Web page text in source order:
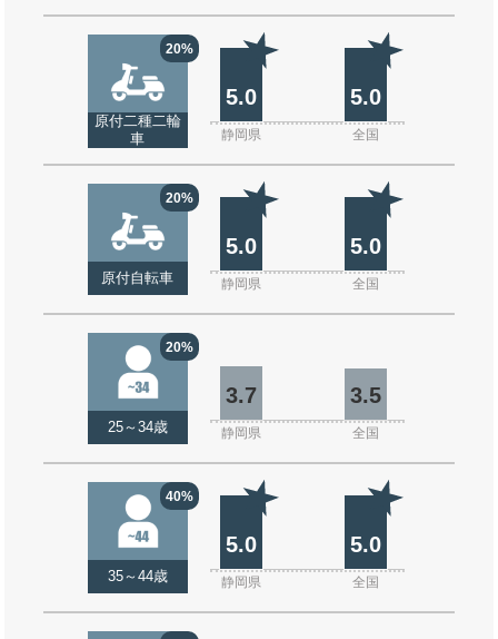
20%
原付二種二輪
車
5.0 5.0
静岡県 全国
20%
原付自転車
5.0 5.0
静岡県 全国
20%
25～34歳
3.7 3.5
静岡県 全国
40%
35～44歳
5.0 5.0
静岡県 全国